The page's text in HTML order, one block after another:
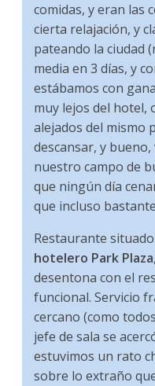
comidas, y eran las
cierta relajación, y
pateando la ciudad
media en 3 días, y
estábamos con
muy lejos del hotel,
alejados del mismo
descansar, y
nuestro campo de
que ningún día
que incluso
Restaurante
hotelero Park Plaza
desentona con el
funcional. Servicio
cercano (como
jefe de sala se
estuvimos un rato
sobre lo extraño